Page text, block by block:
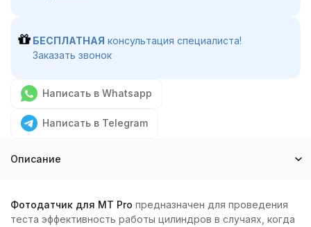
БЕСПЛАТНАЯ консультация специалиста!
Заказать звонок
Написать в Whatsapp
Написать в Telegram
Описание
Фотодатчик для MT Pro предназначен для проведения
теста эффективность работы цилиндров в случаях, когда